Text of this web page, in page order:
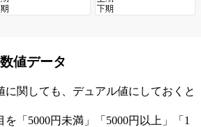
値データ
に関しても、デュアル値にしておくと
「5000円未満」「5000円以上」「1